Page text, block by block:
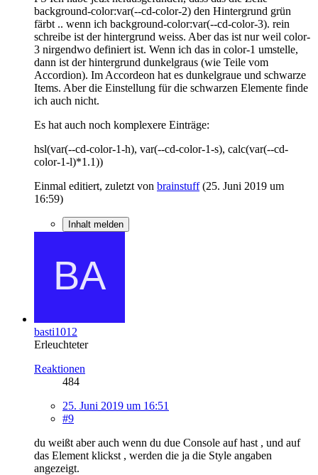
background-color:var(--cd-color-2) den Hintergrund grün
färbt .. wenn ich background-color:var(--cd-color-3). rein
schreibe ist der hintergrund weiss. Aber das ist nur weil color-
3 nirgendwo definiert ist. Wenn ich das in color-1 umstelle,
dann ist der hintergrund dunkelgraus (wie Teile vom
Accordion). Im Accordeon hat es dunkelgraue und schwarze
Items. Aber die Einstellung für die schwarzen Elemente finde
ich auch nicht.
Es hat auch noch komplexere Einträge:
hsl(var(--cd-color-1-h), var(--cd-color-1-s), calc(var(--cd-
color-1-l)*1.1))
Einmal editiert, zuletzt von brainstuff(25. Juni 2019 um
16:59)
Inhalt melden
basti1012
Erleuchteter
Reaktionen
484
25. Juni 2019 um 16:51
#9
du weißt aber auch wenn du due Console auf hast , und auf
das Element klickst , werden die ja die Style angaben
angezeigt.